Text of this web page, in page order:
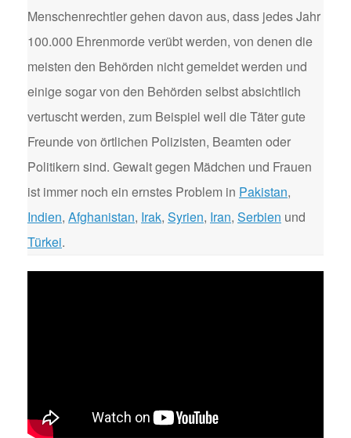
Menschenrechtler gehen davon aus, dass jedes Jahr
100.000 Ehrenmorde verübt werden, von denen die
meisten den Behörden nicht gemeldet werden und
einige sogar von den Behörden selbst absichtlich
vertuscht werden, zum Beispiel weil die Täter gute
Freunde von örtlichen Polizisten, Beamten oder
Politikern sind. Gewalt gegen Mädchen und Frauen
ist immer noch ein ernstes Problem in Pakistan,
Indien, Afghanistan, Irak, Syrien, Iran, Serbien und
Türkei.